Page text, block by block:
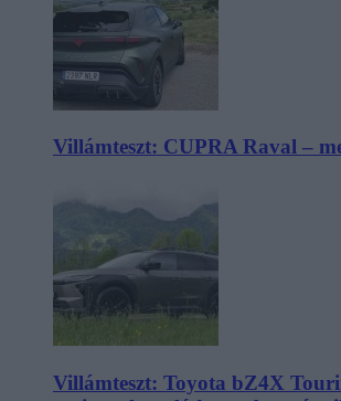
Villámteszt: CUPRA Raval –
Villámteszt: Toyota bZ4X